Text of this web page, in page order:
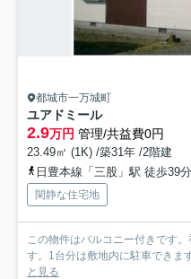
都城市一万城町
ユアドミール
2.9万円 管理/共益費0円
23.49㎡ (1K) /築31年 /2階建
日豊本線「三股」駅 徒歩39分
閑静な住宅地
この物件はバルコニー付きです
す。1台分は敷地内に駐車できま
と見る